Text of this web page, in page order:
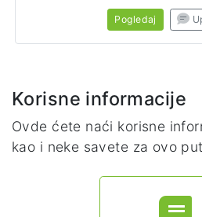
Pogledaj
Korisne informacije
Ovde ćete naći korisne
kao i neke savete za ovo